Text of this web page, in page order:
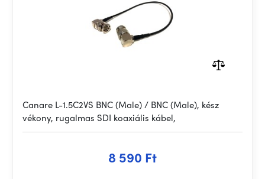
Canare L-1.5C2VS BNC (Male) / BNC (Male), kész
vékony, rugalmas SDI koaxiális kábel,
8 590 Ft